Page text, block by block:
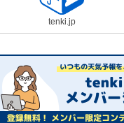
tenki.jp